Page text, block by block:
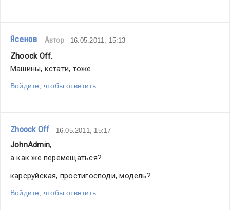
Ясенов Автор 16.05.2011, 15:13
Zhoock Off,
Машины, кстати, тоже
Войдите, чтобы ответить
Zhoock Off 16.05.2011, 15:17
JohnAdmin,
а как же перемещаться?
карсруйская, простигосподи, модель?
Войдите, чтобы ответить